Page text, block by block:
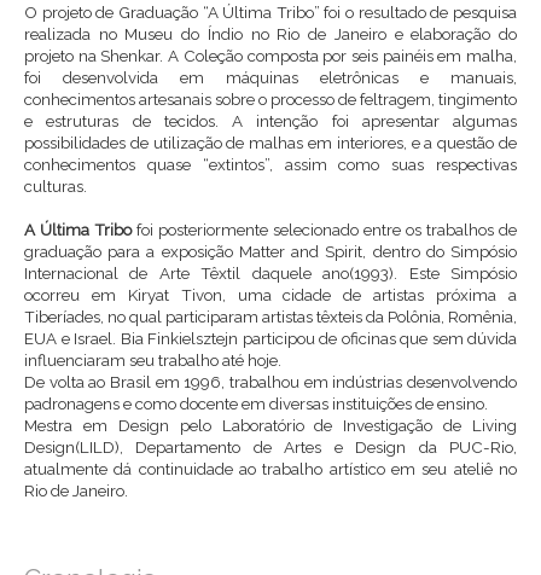
O projeto de Graduação “A Última Tribo” foi o resultado de pesquisa
realizada no Museu do Índio no Rio de Janeiro e elaboração do
projeto na Shenkar. A Coleção composta por seis painéis em malha,
foi desenvolvida em máquinas eletrônicas e manuais,
conhecimentos artesanais sobre o processo de feltragem, tingimento
e estruturas de tecidos. A intenção foi apresentar algumas
possibilidades de utilização de malhas em interiores, e a questão de
conhecimentos quase “extintos”, assim como suas respectivas
culturas.
A Última Tribofoi posteriormente selecionado entre os trabalhos de
graduação para a exposição Matter and Spirit, dentro do Simpósio
Internacional de Arte Têxtil daquele ano(1993). Este Simpósio
ocorreu em Kiryat Tivon, uma cidade de artistas próxima a
Tiberíades, no qual participaram artistas têxteis da Polônia, Romênia,
EUA e Israel. Bia Finkielsztejn participou de oficinas que sem dúvida
influenciaram seu trabalho até hoje.
De volta ao Brasil em 1996, trabalhou em indústrias desenvolvendo
padronagens e como docente em diversas instituições de ensino.
Mestra em Design pelo Laboratório de Investigação de Living
Design(LILD), Departamento de Artes e Design da PUC-Rio,
atualmente dá continuidade ao trabalho artístico em seu ateliê no
Rio de Janeiro.